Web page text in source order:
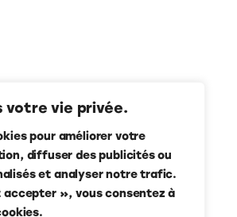
votre vie privée.
pour améliorer votre
diffuser des publicités ou
et analyser notre trafic.
accepter », vous consentez à